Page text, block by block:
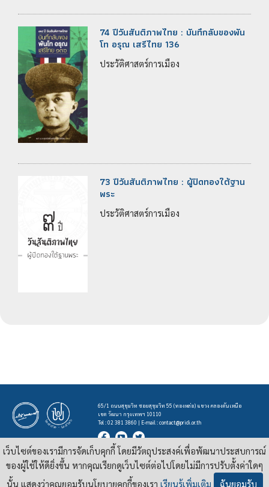
74 ปีวันสันติภาพไทย : บันทึกลับของพัน
โท อรุณ เสรีไทย 136
ประวัติศาสตร์การเมือง
73 ปีวันสันติภาพไทย : ผู้ปิดทองใต้ฐาน
พระ
ประวัติศาสตร์การเมือง
65/1 ถนนสุขุมวิท ซอยสุขุมวิท 55 (ทองหล่อ) แขวง คลองตันเหนือ
เขต วัฒนา กรุงเทพฯ 10110
Tel : 02 381 3860 | E-mail :contact@pridi.or.th
บทความ รูปภาพ และสื่ออื่นๆ ที่มีสัญลักษณ์ของสถาบันปรีดี พนมยงค์ ในเว็บไซต์https://pridi.or.th
เผยแพร่ภายใต้สัญญาอนุญาตครีเอทีฟคอมมอนส์แบบแสดงที่มา-ไม่ใช่เชิงพาณิชย์ 4.0 สากล
เว็บไซต์ของเรามีการจัดเก็บคุกกี้ โดยมีวัตถุประสงค์เพื่อพัฒนาประสบการณ์
ของผู้ใช้ให้ดียิ่งขึ้น หากคุณเรียกดูเว็บไซต์ต่อไปโดยไม่มีการปรับตั้งค่าใดๆ
นั้น แสดงว่าคุณยอมรับนโยบายคุกกี้ของเรา เรียนรู้เพิ่มเติม ฉันยอมรับ